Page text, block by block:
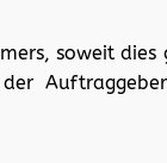
soweit